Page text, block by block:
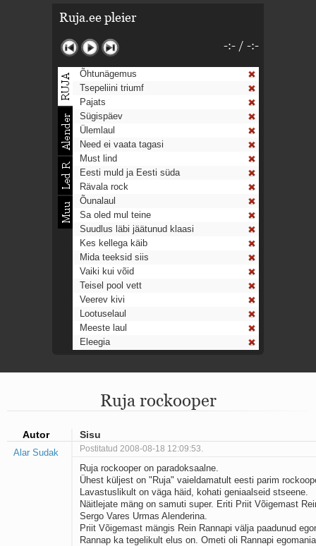
Ruja.ee pleier
-:- / -:-
Õhtunägemus
Tsepeliini triumf
Pajats
Sügispäev
Ülemlaul
Need ei vaata tagasi
Must lind
Eesti muld ja Eesti süda
Rävala rock
Õunalaul
Sa oled mul teine
Suudlus läbi jäätunud klaasi
Kes kellega käib
Mida teeksid siis
Vaiki kui võid
Teisel pool vett
Veerev kivi
Lootuselaul
Meeste laul
Eleegia
Ahtumine
Mu isamaa on minu arm
Ma mustas öös näen...
Aeg
Oota mind
Ih-ih-hii ja ah-ah-haa
Päikeselapsed
Laul võimalusest
Luigelaul
Nii vaikseks kõik on jäänud
Mis saab sellest loomusevalust
Ruja rockooper
Autor Sisu
Alar Sudak Postitatud 2008-08-18 12:09:53.
Ruja rockooper on paradoksaalne.
Ühest küljest on "Ruja" vaieldamatult eesti parim
Lavastuslikult on väga häid, kohati geniaalseid stseene.
Näitlejate mäng on samuti super. Eriti Priit Võigemast
Sergo Vares Urmas Alenderina.
Priit Võigemast mängis Rein Rannapi välja paadunud
Rannap ka tegelikult elus on. Ometi oli Rannapi